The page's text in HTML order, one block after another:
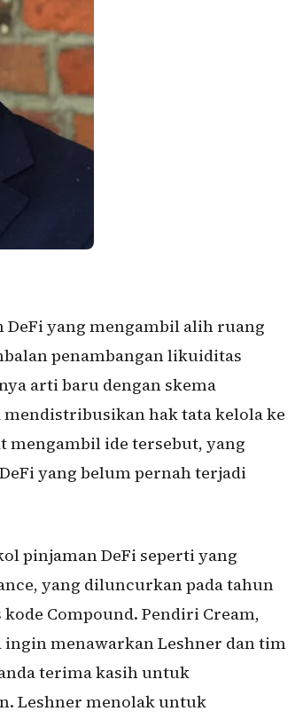
yang mengambil alih ruang
penambangan likuiditas
arti baru dengan skema
mendistribusikan hak tata kelola ke
mengambil ide tersebut, yang
yang belum pernah terjadi
pinjaman DeFi seperti yang
yang diluncurkan pada tahun
Compound. Pendiri Cream,
menawarkan Leshner dan tim
terima kasih untuk
Leshner menolak untuk